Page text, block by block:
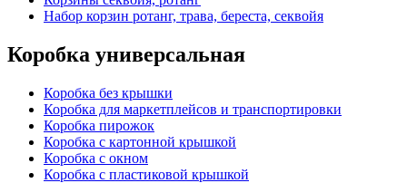
Набор корзин ротанг, трава, береста, секвойя
Коробка универсальная
Коробка без крышки
Коробка для маркетплейсов и транспортировки
Коробка пирожок
Коробка с картонной крышкой
Коробка с окном
Коробка с пластиковой крышкой